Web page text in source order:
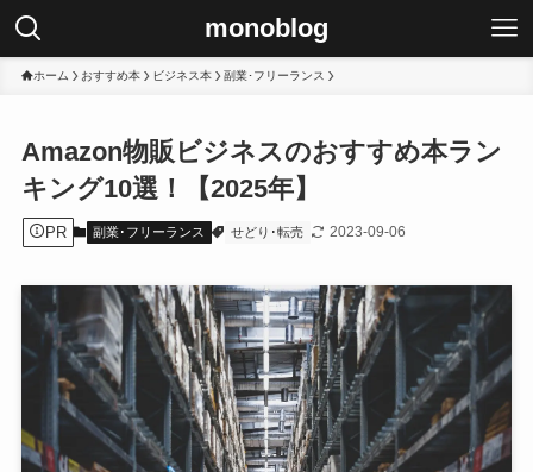
monoblog
ホーム おすすめ本 ビジネス本 副業･フリーランス
Amazon物販ビジネスのおすすめ本ラン
キング10選！【2025年】
PR 副業･フリーランス せどり･転売 2023-09-06